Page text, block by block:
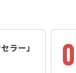
ラー」